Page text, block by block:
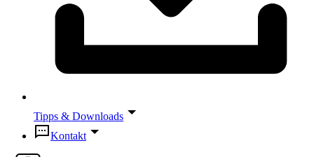
Tipps & Downloads
Kontakt